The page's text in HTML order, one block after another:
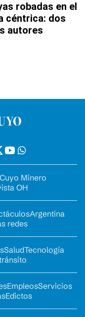
robadas en el
céntrica: dos
autores
Cuyo Minero
OH
Argentina
redes
SaludTecnología
EmpleosServicios
Edictos